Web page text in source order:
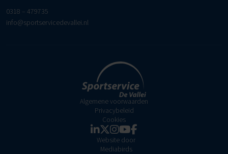
0318 – 479735
info@sportservicedevallei.nl
Algemene voorwaarden
Privacybeleid
Cookies
Website door
Mediabirds